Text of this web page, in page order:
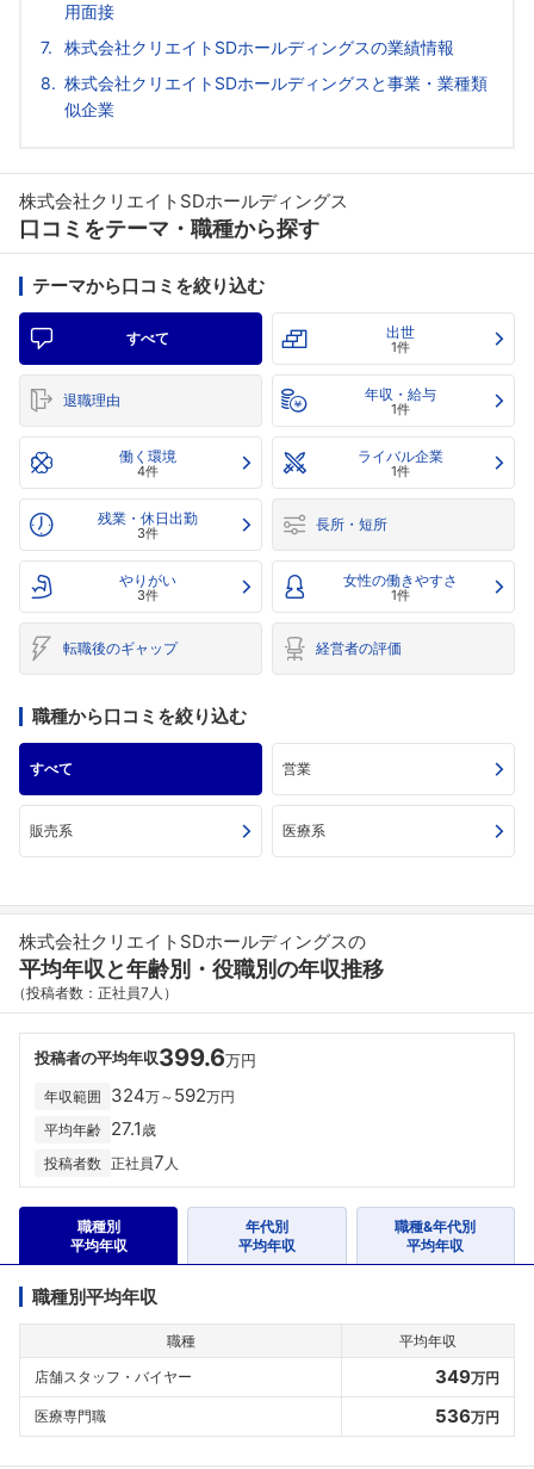
用面接
株式会社クリエイトSDホールディングスの業績情報
株式会社クリエイトSDホールディングスと事業・業種類
似企業
株式会社クリエイトSDホールディングス
口コミをテーマ・職種から探す
テーマから口コミを絞り込む
すべて 出世
1件
退職理由 年収・給与
1件
働く環境
4件
ライバル企業
1件
残業・休日出勤
3件 長所・短所
やりがい
3件
女性の働きやすさ
1件
転職後のギャップ 経営者の評価
職種から口コミを絞り込む
すべて 営業
販売系 医療系
株式会社クリエイトSDホールディングスの
平均年収と年齢別・役職別の年収推移
（投稿者数：正社員7人）
投稿者の平均年収399.6万円
年収範囲 324万～ 592万円
平均年齢 27.1 歳
投稿者数 正社員7 人
職種別
平均年収
年代別
平均年収
職種&年代別
平均年収
職種別平均年収
職種
平均年収
店舗スタッフ・バイヤー
349万円
医療専門職 536万円